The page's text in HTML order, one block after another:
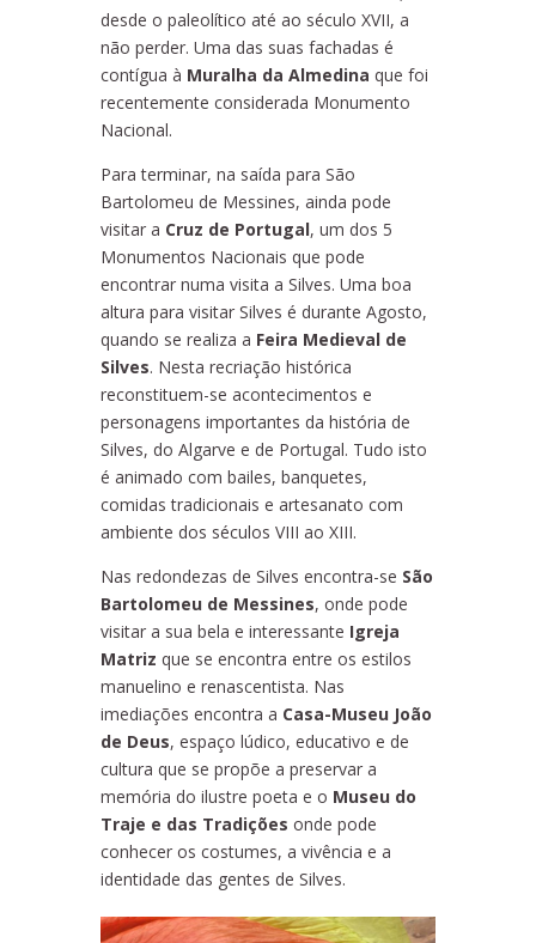
desde o paleolítico até ao século XVII, a
não perder. Uma das suas fachadas é
contígua à Muralha da Almedina que foi
recentemente considerada Monumento
Nacional.
Para terminar, na saída para São
Bartolomeu de Messines, ainda pode
visitar a Cruz de Portugal, um dos 5
Monumentos Nacionais que pode
encontrar numa visita a Silves. Uma boa
altura para visitar Silves é durante Agosto,
quando se realiza a Feira Medieval de
Silves. Nesta recriação histórica
reconstituem-se acontecimentos e
personagens importantes da história de
Silves, do Algarve e de Portugal. Tudo isto
é animado com bailes, banquetes,
comidas tradicionais e artesanato com
ambiente dos séculos VIII ao XIII.
Nas redondezas de Silves encontra-se São
Bartolomeu de Messines, onde pode
visitar a sua bela e interessante Igreja
Matriz que se encontra entre os estilos
manuelino e renascentista. Nas
imediações encontra a Casa-Museu João
de Deus, espaço lúdico, educativo e de
cultura que se propõe a preservar a
memória do ilustre poeta e o Museu do
Traje e das Tradições onde pode
conhecer os costumes, a vivência e a
identidade das gentes de Silves.